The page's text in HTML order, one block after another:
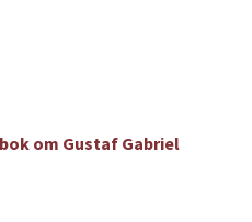
om Gustaf Gabriel